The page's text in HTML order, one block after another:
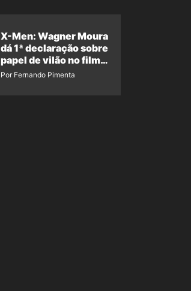
X-Men: Wagner Moura
dá 1ª declaração sobre
papel de vilão no filme
da Marvel
Por Fernando Pimenta